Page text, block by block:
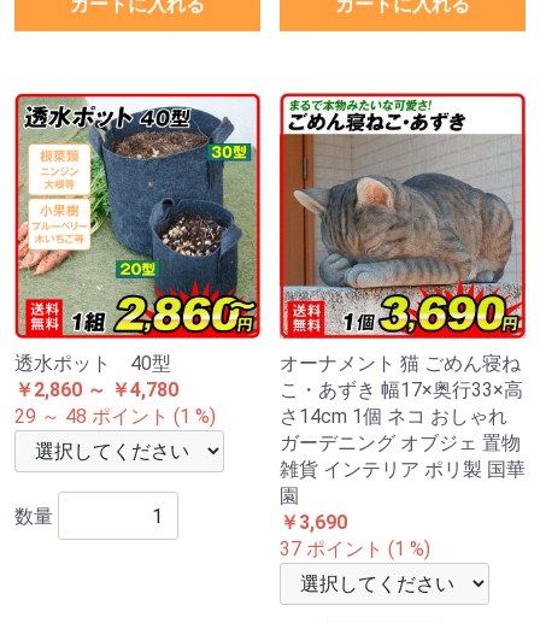
カートに入れる カートに入れる
透水ポット 40型
￥2,860 ～ ￥4,780
29 ～ 48 ポイント (1 %)
数量
オーナメント 猫 ごめん寝ね
こ・あずき 幅17×奥行33×高
さ14cm 1個 ネコ おしゃれ
ガーデニング オブジェ 置物
雑貨 インテリア ポリ製 国華
園
￥3,690
37 ポイント (1 %)